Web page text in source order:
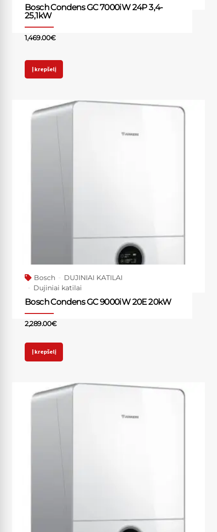
Bosch Condens GC 7000iW 24P 3,4-
25,1kW
1,469.00€
Į krepšelį
Bosch
DUJINIAI KATILAI
Dujiniai katilai
Bosch Condens GC 9000iW 20E 20kW
2,289.00€
Į krepšelį